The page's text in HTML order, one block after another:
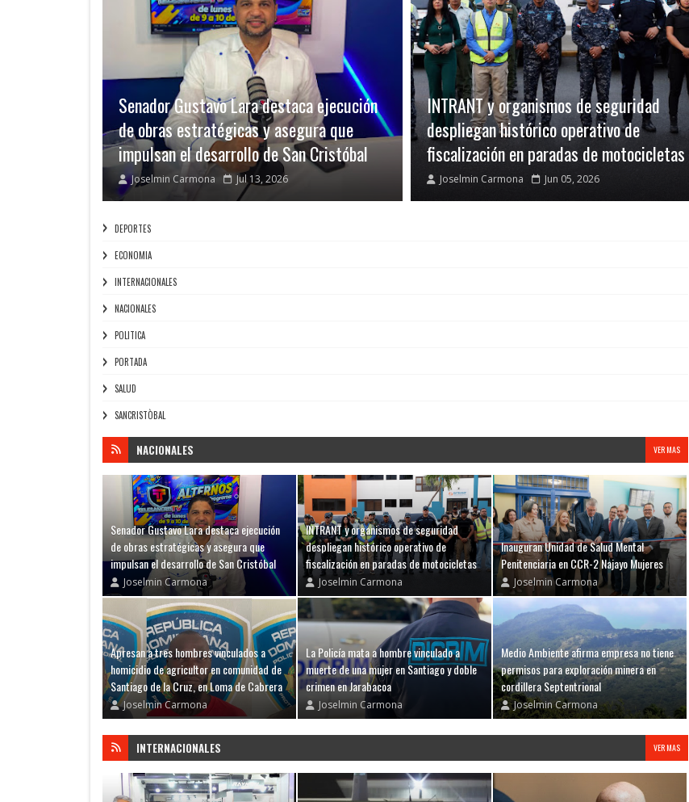
Senador Gustavo Lara destaca ejecución
de obras estratégicas y asegura que
impulsan el desarrollo de San Cristóbal
Joselmin Carmona Jul 13, 2026
INTRANT y organismos de seguridad
despliegan histórico operativo de
fiscalización en paradas de motocicletas
Joselmin Carmona Jun 05, 2026
DEPORTES
ECONOMIA
INTERNACIONALES
NACIONALES
POLITICA
PORTADA
SALUD
SANCRISTÒBAL
NACIONALES VER MAS
Senador Gustavo Lara destaca ejecución
de obras estratégicas y asegura que
impulsan el desarrollo de San Cristóbal
Joselmin Carmona
INTRANT y organismos de seguridad
despliegan histórico operativo de
fiscalización en paradas de motocicletas
Joselmin Carmona
Inauguran Unidad de Salud Mental
Penitenciaria en CCR-2 Najayo Mujeres
Joselmin Carmona
Apresan a tres hombres vinculados a
homicidio de agricultor en comunidad de
Santiago de la Cruz, en Loma de Cabrera
Joselmin Carmona
La Policía mata a hombre vinculado a
muerte de una mujer en Santiago y doble
crimen en Jarabacoa
Joselmin Carmona
Medio Ambiente afirma empresa no tiene
permisos para exploración minera en
cordillera Septentrional
Joselmin Carmona
INTERNACIONALES VER MAS